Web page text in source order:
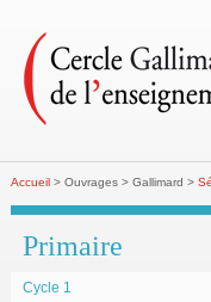
Accueil > Ouvrages > Gallimard >
Primaire
Cycle 1